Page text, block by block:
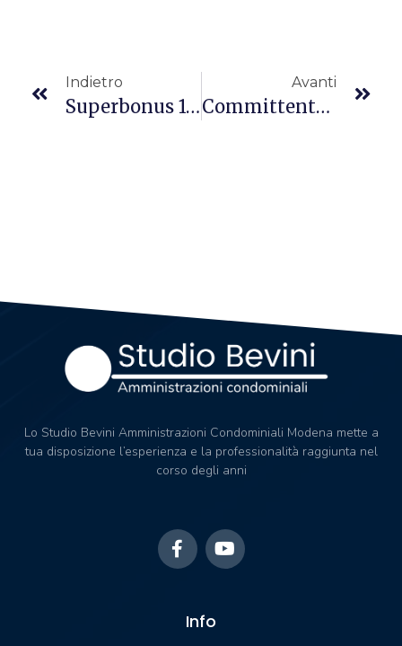
Indietro
Superbonus 110% In Condominio
Avanti
Committente E Responsabile Del Lavoro
Lo Studio Bevini Amministrazioni Condominiali Modena mette a
tua disposizione l’esperienza e la professionalità raggiunta nel
corso degli anni
Info